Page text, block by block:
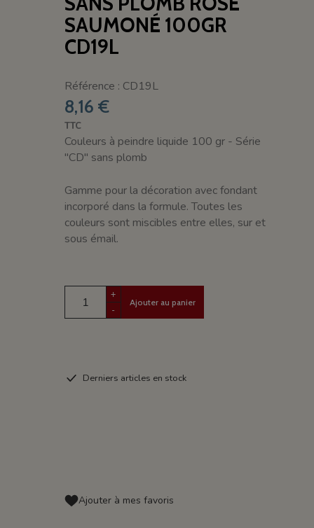
SAUMONÉ 100GR
CD19L
Référence : CD19L
8,16 €
TTC
Couleurs à peindre liquide 100 gr - Série
"CD" sans plomb
Gamme pour la décoration avec fondant
incorporé dans la formule. Toutes les
couleurs sont miscibles entre elles, sur et
sous émail.
+
-
Ajouter au panier
Derniers articles en stock
Ajouter à mes favoris